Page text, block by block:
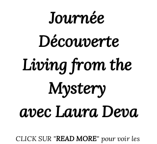
Journée
Découverte
Living from the
Mystery
avec Laura Deva
CLICK SUR "READ MORE" pour voir les